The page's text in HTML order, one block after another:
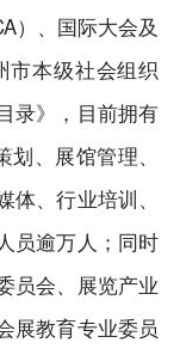
》团体标准
位运营服务
）、国际大会及
市本级社会组织
录》，目前拥有
、展馆管理、
、行业培训、
员逾万人；同时
员会、展览产业
展教育专业委员